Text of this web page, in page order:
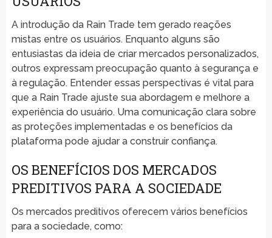
A introdução da Rain Trade tem gerado reações
mistas entre os usuários. Enquanto alguns são
entusiastas da ideia de criar mercados personalizados,
outros expressam preocupação quanto à segurança e
à regulação. Entender essas perspectivas é vital para
que a Rain Trade ajuste sua abordagem e melhore a
experiência do usuário. Uma comunicação clara sobre
as proteções implementadas e os benefícios da
plataforma pode ajudar a construir confiança.
OS BENEFÍCIOS DOS MERCADOS
PREDITIVOS PARA A SOCIEDADE
Os mercados preditivos oferecem vários benefícios
para a sociedade, como: